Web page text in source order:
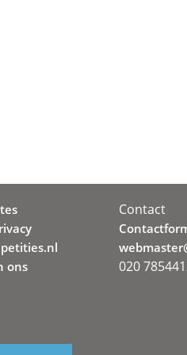
ons
Contact
020